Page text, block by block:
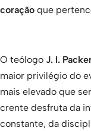
coração que
O teólogo J. I.
maior privilégio do
mais elevado que
crente desfruta da
constante, da